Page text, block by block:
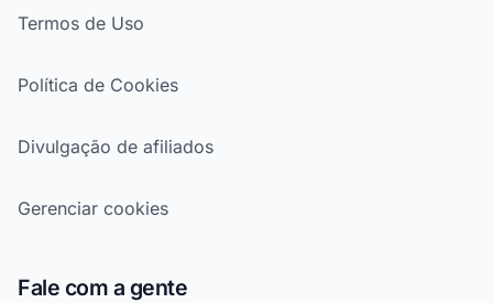
Termos de Uso
Política de Cookies
Divulgação de afiliados
Gerenciar cookies
Fale com a gente